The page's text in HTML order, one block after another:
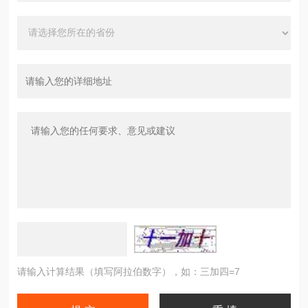
请输入计算结果（填写阿拉伯数字），如：三加四=7